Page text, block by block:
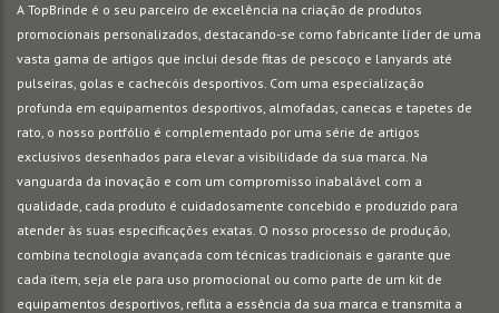
A TopBrinde é o seu parceiro de excelência na criação de produtos
promocionais personalizados, destacando-se como fabricante líder de uma
vasta gama de artigos que inclui desde fitas de pescoço e lanyards até
pulseiras, golas e cachecóis desportivos. Com uma especialização
profunda em equipamentos desportivos, almofadas, canecas e tapetes de
rato, o nosso portfólio é complementado por uma série de artigos
exclusivos desenhados para elevar a visibilidade da sua marca. Na
vanguarda da inovação e com um compromisso inabalável com a
qualidade, cada produto é cuidadosamente concebido e produzido para
atender às suas especificações exatas. O nosso processo de produção,
combina tecnologia avançada com técnicas tradicionais e garante que
cada item, seja ele para uso promocional ou como parte de um kit de
equipamentos desportivos, reflita a essência da sua marca e transmita a